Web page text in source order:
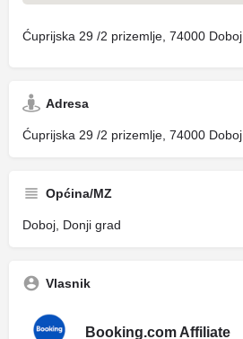
Ćuprijska 29 /2 prizemlje, 74000 Doboj
Adresa
Ćuprijska 29 /2 prizemlje, 74000 Doboj
Općina/MZ
Doboj, Donji grad
Vlasnik
Booking.com Affiliate